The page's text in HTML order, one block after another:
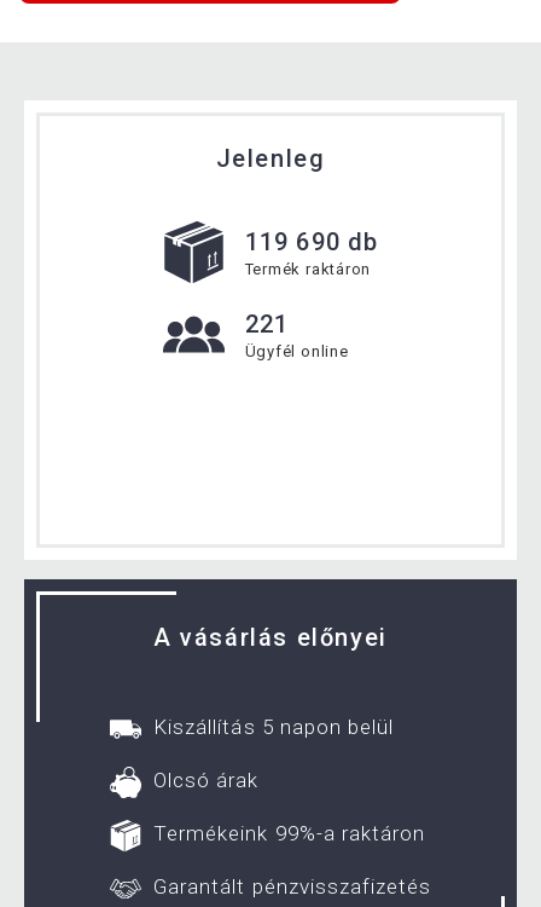
Jelenleg
119 690 db
Termék raktáron
221
Ügyfél online
A vásárlás előnyei
Kiszállítás 5 napon belül
Olcsó árak
Termékeink 99%-a raktáron
Garantált pénzvisszafizetés